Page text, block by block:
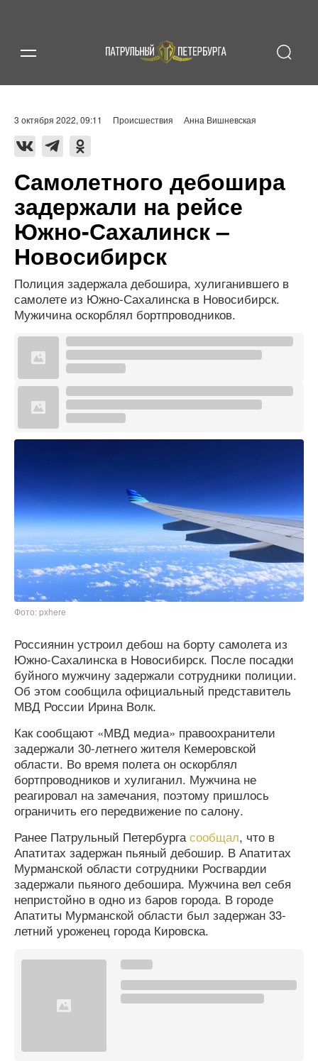
3 октября 2022, 09:11 Происшествия Анна Вишневская
Самолетного дебошира
задержали на рейсе
Южно-Сахалинск –
Новосибирск
Полиция задержала дебошира, хулиганившего в
самолете из Южно-Сахалинска в Новосибирск.
Мужичина оскорблял бортпроводников.
Фото: pxhere
Россиянин устроил дебош на борту самолета из
Южно-Сахалинска в Новосибирск. После посадки
буйного мужчину задержали сотрудники полиции.
Об этом сообщила официальный представитель
МВД России Ирина Волк.
Как сообщают «МВД медиа» правоохранители
задержали 30-летнего жителя Кемеровской
области. Во время полета он оскорблял
бортпроводников и хулиганил. Мужчина не
реагировал на замечания, поэтому пришлось
ограничить его передвижение по салону.
Ранее Патрульный Петербургасообщал, что в
Апатитах задержан пьяный дебошир. В Апатитах
Мурманской области сотрудники Росгвардии
задержали пьяного дебошира. Мужчина вел себя
непристойно в одно из баров города. В городе
Апатиты Мурманской области был задержан 33-
летний уроженец города Кировска.